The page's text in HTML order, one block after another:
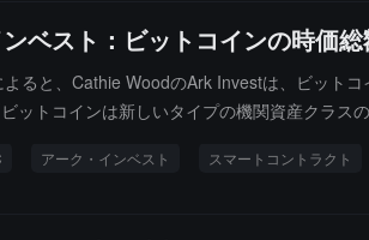
ベスト：ビットコインの時価
ると、Cathie WoodのArk Investは、ビット
ットコインは新しいタイプの機関資産クラ
リアムやソラナなどのスマートコントラクト
アーク・インベスト スマートコントラクト